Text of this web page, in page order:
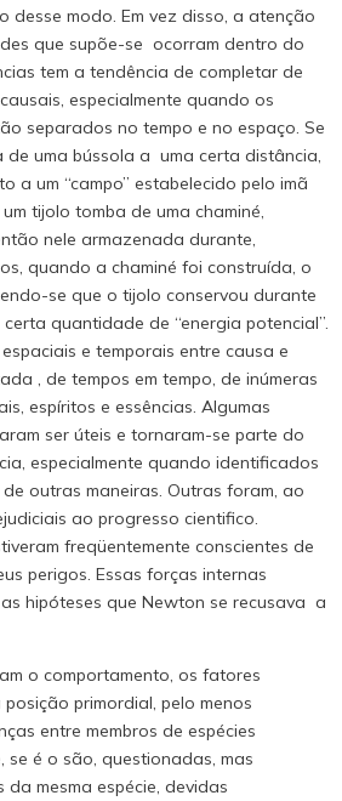
desse modo. Em vez disso, a atenção
que supõe-se ocorram dentro do
tem a tendência de completar de
especialmente quando os
separados no tempo e no espaço. Se
de uma bússola a uma certa distância,
a um “campo” estabelecido pelo imã
tijolo tomba de uma chaminé,
nele armazenada durante,
quando a chaminé foi construída, o
se que o tijolo conservou durante
quantidade de “energia potencial”.
e temporais entre causa e
, de tempos em tempo, de inúmeras
espíritos e essências. Algumas
ser úteis e tornaram-se parte do
especialmente quando identificados
outras maneiras. Outras foram, ao
ao progresso cientifico.
freqüentemente conscientes de
perigos. Essas forças internas
hipóteses que Newton se recusava a
o comportamento, os fatores
primordial, pelo menos
entre membros de espécies
se é o são, questionadas, mas
mesma espécie, devidas